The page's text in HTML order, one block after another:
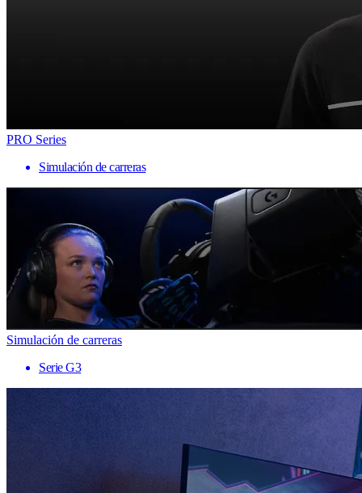
PRO Series
Simulación de carreras
Simulación de carreras
Serie G3